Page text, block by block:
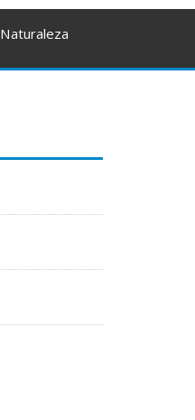
Naturaleza